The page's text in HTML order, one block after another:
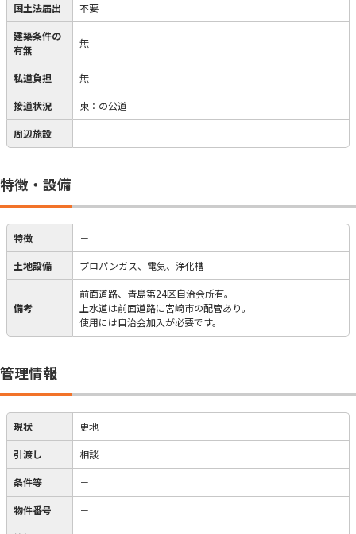
国土法届出 不要
建築条件の
有無
無
私道負担 無
接道状況 東：の公道
周辺施設
特徴・設備
特徴 －
土地設備 プロパンガス、電気、浄化槽
備考
前面道路、青島第24区自治会所有。
上水道は前面道路に宮崎市の配管あり。
使用には自治会加入が必要です。
管理情報
現状 更地
引渡し 相談
条件等 －
物件番号 －